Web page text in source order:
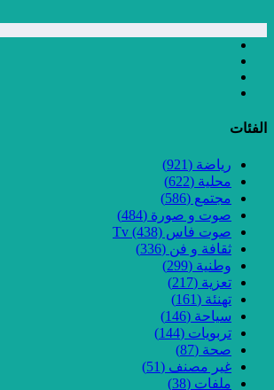
الفئات
رياضة (921)
محلية (622)
مجتمع (586)
صوت و صورة (484)
صوت فاس Tv (438)
ثقافة و فن (336)
وطنية (299)
تعزية (217)
تهنئة (161)
سياحة (146)
تربويات (144)
صحة (87)
غير مصنف (51)
ملفات (38)